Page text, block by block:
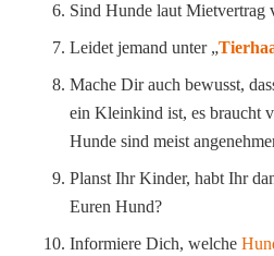
Sind Hunde laut Mietvertrag
Leidet jemand unter „
Mache Dir auch bewusst,
ein Kleinkind ist, es braucht
Hunde sind meist
Planst Ihr Kinder, habt Ihr
Euren Hund?
Informiere Dich, welche